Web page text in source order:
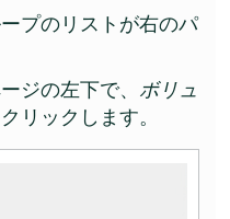
プのリストが右のパ
ジの左下で、 ボリュ
リックします。